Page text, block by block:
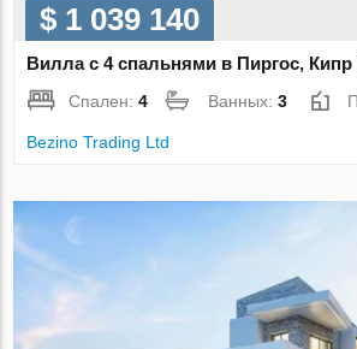
$ 1 039 140
Вилла с 4 спальнями в Пиргос,
Спален:4 Ванных:3
Bezino Trading Ltd